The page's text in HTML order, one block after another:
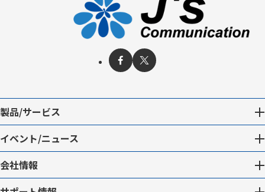
製品/サービス
イベント/ニュース
会社情報